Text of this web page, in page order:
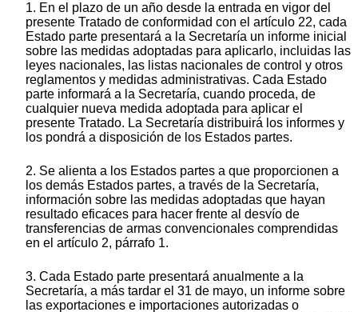
1. En el plazo de un año desde la entrada en vigor del
presente Tratado de conformidad con el artículo 22, cada
Estado parte presentará a la Secretaría un informe inicial
sobre las medidas adoptadas para aplicarlo, incluidas las
leyes nacionales, las listas nacionales de control y otros
reglamentos y medidas administrativas. Cada Estado
parte informará a la Secretaría, cuando proceda, de
cualquier nueva medida adoptada para aplicar el
presente Tratado. La Secretaría distribuirá los informes y
los pondrá a disposición de los Estados partes.
2. Se alienta a los Estados partes a que proporcionen a
los demás Estados partes, a través de la Secretaría,
información sobre las medidas adoptadas que hayan
resultado eficaces para hacer frente al desvío de
transferencias de armas convencionales comprendidas
en el artículo 2, párrafo 1.
3. Cada Estado parte presentará anualmente a la
Secretaría, a más tardar el 31 de mayo, un informe sobre
las exportaciones e importaciones autorizadas o